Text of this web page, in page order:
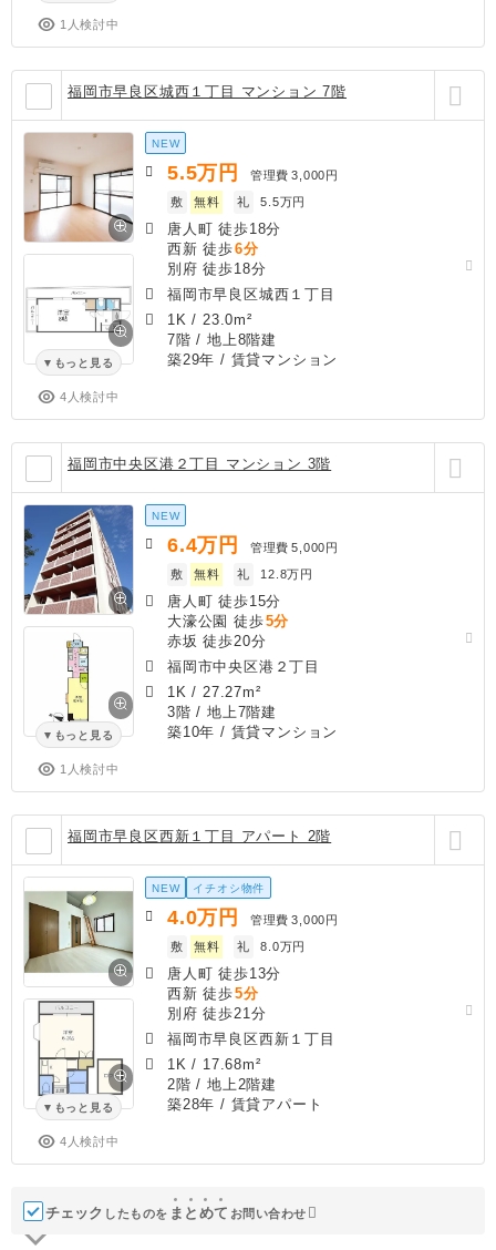
1人検討中
福岡市早良区城西１丁目 マンション 7階
もっと見る
4人検討中
NEW
5.5万円 管理費 3,000円
敷
無料 礼 5.5万円
唐人町 徒歩18分
西新 徒歩6分
別府 徒歩18分
福岡市早良区城西１丁目
1K / 23.0m²
7階 / 地上8階建
築29年 / 賃貸マンション
福岡市中央区港２丁目 マンション 3階
もっと見る
1人検討中
NEW
6.4万円 管理費 5,000円
敷
無料 礼 12.8万円
唐人町 徒歩15分
大濠公園 徒歩5分
赤坂 徒歩20分
福岡市中央区港２丁目
1K / 27.27m²
3階 / 地上7階建
築10年 / 賃貸マンション
福岡市早良区西新１丁目 アパート 2階
もっと見る
4人検討中
NEW イチオシ物件
4.0万円 管理費 3,000円
敷
無料 礼 8.0万円
唐人町 徒歩13分
西新 徒歩5分
別府 徒歩21分
福岡市早良区西新１丁目
1K / 17.68m²
2階 / 地上2階建
築28年 / 賃貸アパート
チェック したものを ま と めて お問い合わせ